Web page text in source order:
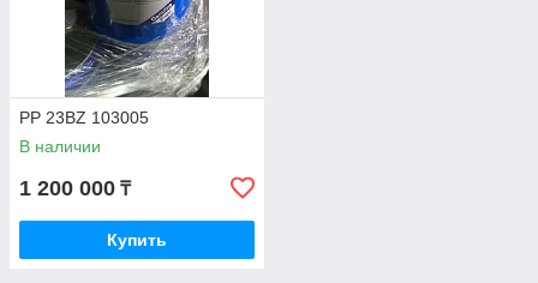
PP 23BZ 103005
В наличии
1 200 000 ₸
Купить